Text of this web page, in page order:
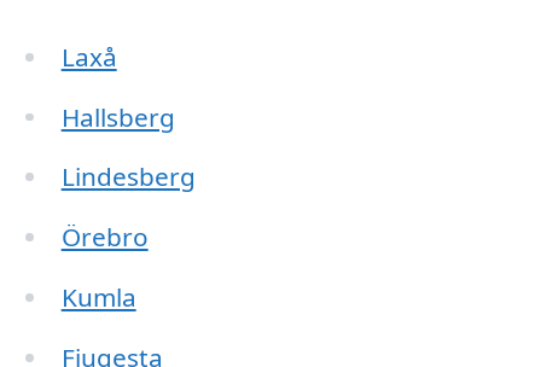
Laxå
Hallsberg
Lindesberg
Örebro
Kumla
Fjugesta